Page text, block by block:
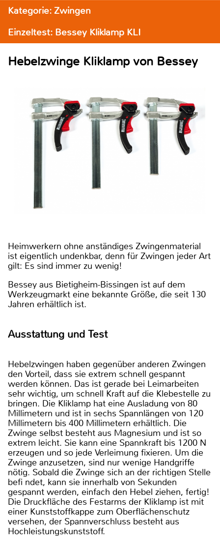
Kategorie: Zwingen
Einzeltest: Bessey Kliklamp KLI
Hebelzwinge Kliklamp von Bessey
Heimwerkern ohne anständiges Zwingenmaterial
ist eigentlich undenkbar, denn für Zwingen jeder Art
gilt: Es sind immer zu wenig!
Bessey aus Bietigheim-Bissingen ist auf dem
Werkzeugmarkt eine bekannte Größe, die seit 130
Jahren erhältlich ist.
Ausstattung und Test
Hebelzwingen haben gegenüber anderen Zwingen
den Vorteil, dass sie extrem schnell gespannt
werden können. Das ist gerade bei Leimarbeiten
sehr wichtig, um schnell Kraft auf die Klebestelle zu
bringen. Die Kliklamp hat eine Ausladung von 80
Millimetern und ist in sechs Spannlängen von 120
Millimetern bis 400 Millimetern erhältlich. Die
Zwinge selbst besteht aus Magnesium und ist so
extrem leicht. Sie kann eine Spannkraft bis 1200 N
erzeugen und so jede Verleimung fixieren. Um die
Zwinge anzusetzen, sind nur wenige Handgriffe
nötig. Sobald die Zwinge sich an der richtigen Stelle
befi ndet, kann sie innerhalb von Sekunden
gespannt werden, einfach den Hebel ziehen, fertig!
Die Druckfläche des Festarms der Kliklamp ist mit
einer Kunststoffkappe zum Oberflächenschutz
versehen, der Spannverschluss besteht aus
Hochleistungskunststoff.